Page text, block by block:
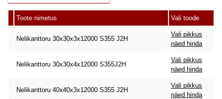
Toote nimetus Vali toode
Nelikanttoru 30x30x3x12000 S355 J2H
Vali pikkus
näed hinda
Nelikanttoru 30x30x4x12000 S355J2H
Vali pikkus
näed hinda
Nelikanttoru 40x40x3x12000 S355 J2H
Vali pikkus
näed hinda